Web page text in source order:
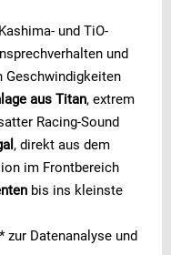
und TiO-
und
Geschwindigkeiten
aus Titan, extrem
Racing-Sound
, direkt aus dem
im Frontbereich
bis ins kleinste
* zur Datenanalyse und